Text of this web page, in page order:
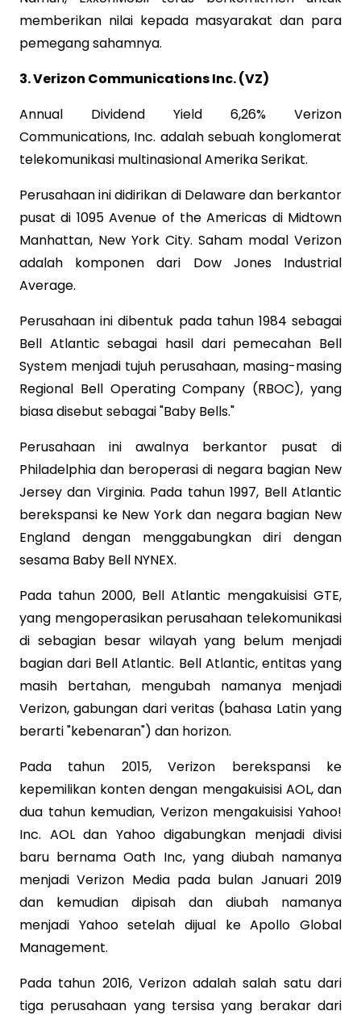
memberikan nilai kepada masyarakat dan para
pemegang sahamnya.
3. Verizon Communications Inc. (VZ)
Annual Dividend Yield 6,26% Verizon
Communications, Inc. adalah sebuah konglomerat
telekomunikasi multinasional Amerika Serikat.
Perusahaan ini didirikan di Delaware dan berkantor
pusat di 1095 Avenue of the Americas di Midtown
Manhattan, New York City. Saham modal Verizon
adalah komponen dari Dow Jones Industrial
Average.
Perusahaan ini dibentuk pada tahun 1984 sebagai
Bell Atlantic sebagai hasil dari pemecahan Bell
System menjadi tujuh perusahaan, masing-masing
Regional Bell Operating Company (RBOC), yang
biasa disebut sebagai "Baby Bells."
Perusahaan ini awalnya berkantor pusat di
Philadelphia dan beroperasi di negara bagian New
Jersey dan Virginia. Pada tahun 1997, Bell Atlantic
berekspansi ke New York dan negara bagian New
England dengan menggabungkan diri dengan
sesama Baby Bell NYNEX.
Pada tahun 2000, Bell Atlantic mengakuisisi GTE,
yang mengoperasikan perusahaan telekomunikasi
di sebagian besar wilayah yang belum menjadi
bagian dari Bell Atlantic. Bell Atlantic, entitas yang
masih bertahan, mengubah namanya menjadi
Verizon, gabungan dari veritas (bahasa Latin yang
berarti "kebenaran") dan horizon.
Pada tahun 2015, Verizon berekspansi ke
kepemilikan konten dengan mengakuisisi AOL, dan
dua tahun kemudian, Verizon mengakuisisi Yahoo!
Inc. AOL dan Yahoo digabungkan menjadi divisi
baru bernama Oath Inc, yang diubah namanya
menjadi Verizon Media pada bulan Januari 2019
dan kemudian dipisah dan diubah namanya
menjadi Yahoo setelah dijual ke Apollo Global
Management.
Pada tahun 2016, Verizon adalah salah satu dari
tiga perusahaan yang tersisa yang berakar dari